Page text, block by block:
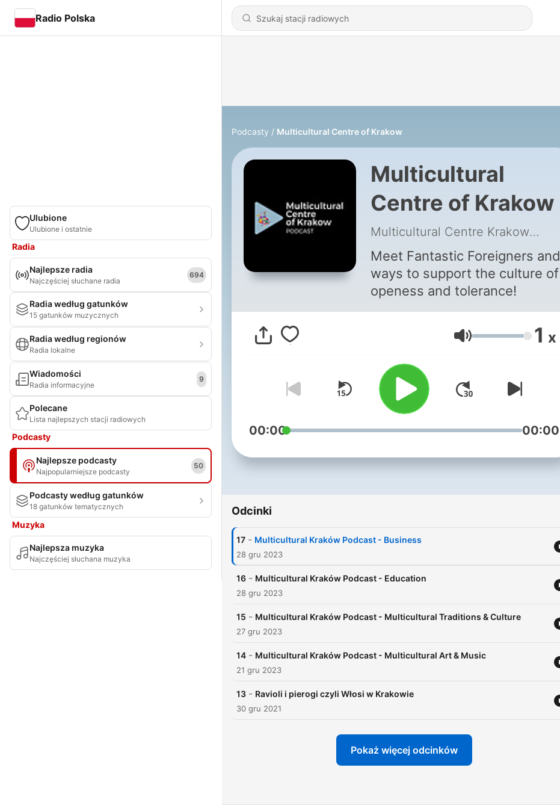
Radio Polska
Ulubione
Ulubione i ostatnie
Radia
Najlepsze radia
Najczęściej słuchane radia
694
Radia według gatunków
15 gatunków muzycznych
Radia według regionów
Radia lokalne
Wiadomości
Radia informacyjne
9
Polecane
Lista najlepszych stacji radiowych
Podcasty
Najlepsze podcasty
Najpopularniejsze podcasty
50
Podcasty według gatunków
18 gatunków tematycznych
Muzyka
Najlepsza muzyka
Najczęściej słuchana muzyka
Podcasty Multicultural Centre of Krakow
Multicultural
Centre of Krakow
Multicultural Centre Krakow|
Meet Fantastic Foreigners and
ways to support the culture of
openess and tolerance!
Głośność 1 x
00:00 00:00
Odcinki
17 - Multicultural Kraków Podcast - Business
28 gru 2023
16 - Multicultural Kraków Podcast - Education
28 gru 2023
15 - Multicultural Kraków Podcast - Multicultural Traditions & Culture
27 gru 2023
14 - Multicultural Kraków Podcast - Multicultural Art & Music
21 gru 2023
13 - Ravioli i pierogi czyli Włosi w Krakowie
30 gru 2021
Pokaż więcej odcinków